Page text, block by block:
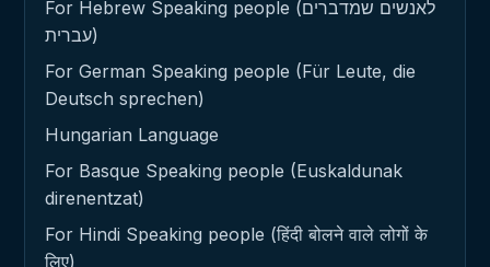
For Hebrew Speaking people (לאנשים שמדברים
עברית)
For German Speaking people (Für Leute, die
Deutsch sprechen)
Hungarian Language
For Basque Speaking people (Euskaldunak
direnentzat)
For Hindi Speaking people (हिंदी बोलने वाले लोगों के
लिए)